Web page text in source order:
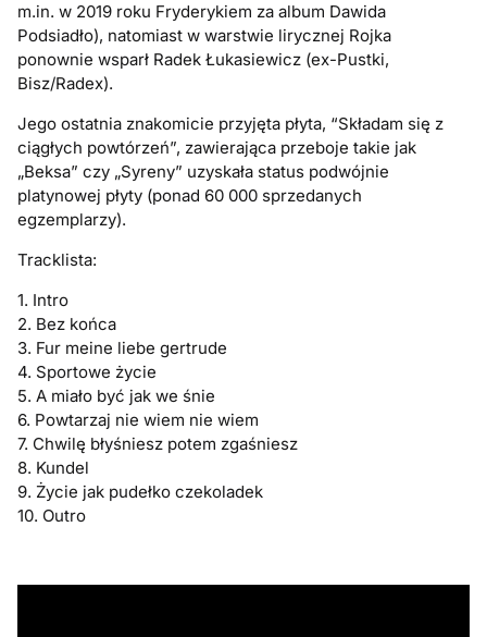
m.in. w 2019 roku Fryderykiem za album Dawida
Podsiadło), natomiast w warstwie lirycznej Rojka
ponownie wsparł Radek Łukasiewicz (ex-Pustki,
Bisz/Radex).
Jego ostatnia znakomicie przyjęta płyta, “Składam się z
ciągłych powtórzeń”, zawierająca przeboje takie jak
„Beksa” czy „Syreny” uzyskała status podwójnie
platynowej płyty (ponad 60 000 sprzedanych
egzemplarzy).
Tracklista:
1. Intro
2. Bez końca
3. Fur meine liebe gertrude
4. Sportowe życie
5. A miało być jak we śnie
6. Powtarzaj nie wiem nie wiem
7. Chwilę błyśniesz potem zgaśniesz
8. Kundel
9. Życie jak pudełko czekoladek
10. Outro